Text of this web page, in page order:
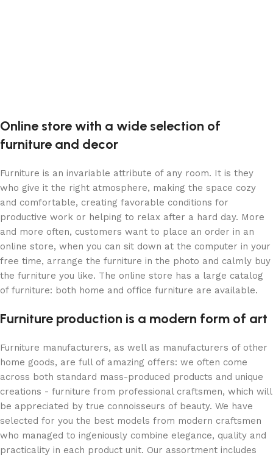
Online store with a wide selection of
furniture and decor
Furniture is an invariable attribute of any room. It is they
who give it the right atmosphere, making the space cozy
and comfortable, creating favorable conditions for
productive work or helping to relax after a hard day. More
and more often, customers want to place an order in an
online store, when you can sit down at the computer in your
free time, arrange the furniture in the photo and calmly buy
the furniture you like. The online store has a large catalog
of furniture: both home and office furniture are available.
Furniture production is a modern form of art
Furniture manufacturers, as well as manufacturers of other
home goods, are full of amazing offers: we often come
across both standard mass-produced products and unique
creations - furniture from professional craftsmen, which will
be appreciated by true connoisseurs of beauty. We have
selected for you the best models from modern craftsmen
who managed to ingeniously combine elegance, quality and
practicality in each product unit. Our assortment includes